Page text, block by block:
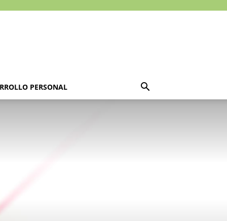
PERSONAL